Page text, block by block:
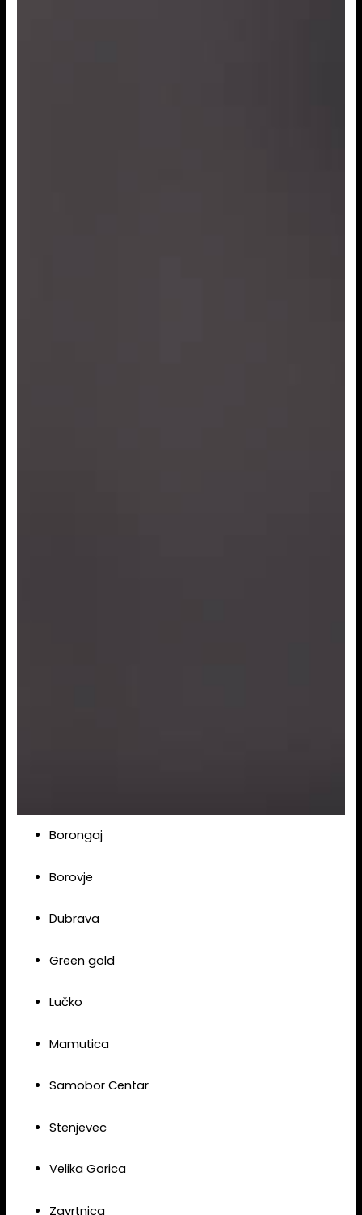
Borongaj
Borovje
Dubrava
Green gold
Lučko
Mamutica
Samobor Centar
Stenjevec
Velika Gorica
Zavrtnica